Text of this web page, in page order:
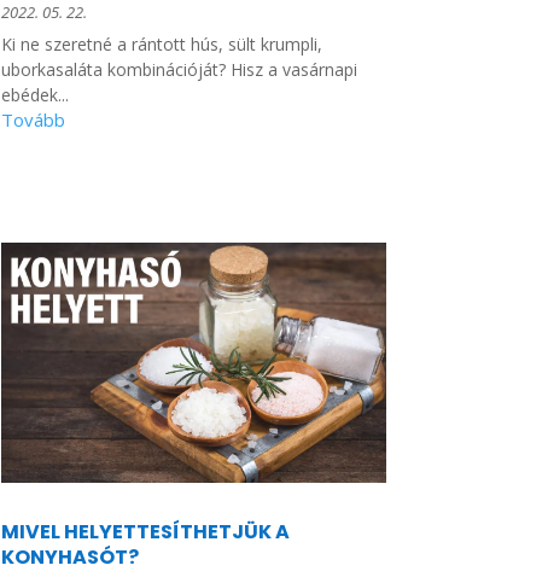
2022. 05. 22.
Ki ne szeretné a rántott hús, sült krumpli,
uborkasaláta kombinációját? Hisz a vasárnapi
ebédek...
MIVEL HELYETTESÍTHETJÜK A
KONYHASÓT?